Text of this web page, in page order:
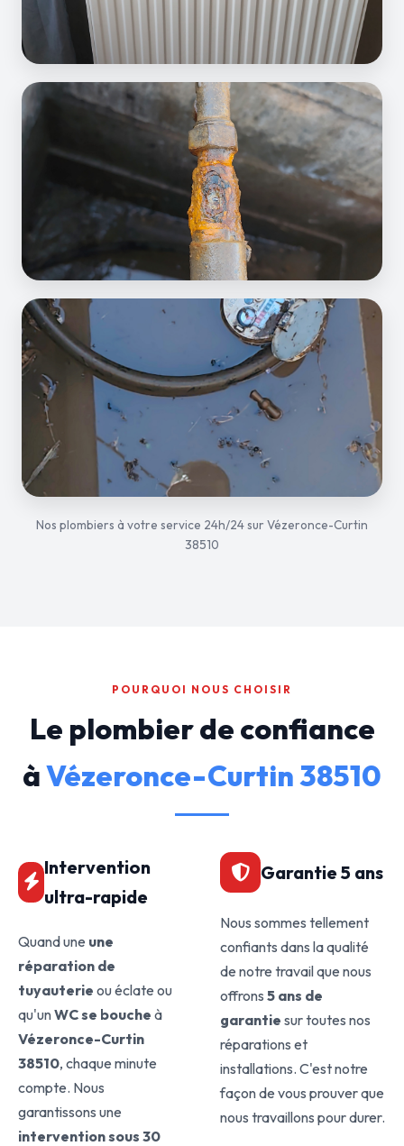
Nos plombiers à votre service 24h/24 sur Vézeronce-Curtin
38510
POURQUOI NOUS CHOISIR
Le plombier de confiance
àVézeronce-Curtin 38510
Intervention
ultra-rapide
Quand une une
réparation de
tuyauterie ou éclate ou
qu'unWC se bouche à
Vézeronce-Curtin
38510, chaque minute
compte. Nous
garantissons une
intervention sous 30
Garantie 5 ans
Nous sommes tellement
confiants dans la qualité
de notre travail que nous
offrons 5 ans de
garantie sur toutes nos
réparations et
installations. C'est notre
façon de vous prouver que
nous travaillons pour durer.